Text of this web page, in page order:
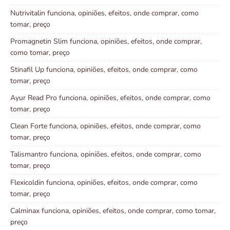
Nutrivitalin funciona, opiniões, efeitos, onde comprar, como
tomar, preço
Promagnetin Slim funciona, opiniões, efeitos, onde comprar,
como tomar, preço
Stinafil Up funciona, opiniões, efeitos, onde comprar, como
tomar, preço
Ayur Read Pro funciona, opiniões, efeitos, onde comprar, como
tomar, preço
Clean Forte funciona, opiniões, efeitos, onde comprar, como
tomar, preço
Talismantro funciona, opiniões, efeitos, onde comprar, como
tomar, preço
Flexicoldin funciona, opiniões, efeitos, onde comprar, como
tomar, preço
Calminax funciona, opiniões, efeitos, onde comprar, como tomar,
preço